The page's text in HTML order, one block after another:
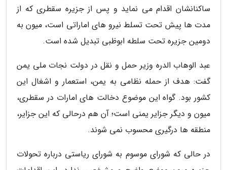
ساکنانشان اقدام می نماید و پس از جزیره سقطری که از
مدت ها پیش تحت تسلط نیرو های اماراتی است، میون به
دومین جزیره تحت سلطه ابوظبی تبدیل شده است.
عبد الوهاب الدره وزیر حمل و نقل در دولت نجات ملی یمن
گفت: هدف از حمله نظامی به یمن، استعمار و اشغال این
کشور بود. گواه این موضوع دخالت های امارات در سقطری،
میون و دیگر جزایر یمنی است؛ آن هم درحالی که این جزایر،
منطقه ها درگیری محسوب نمی شوند.
در حالی که شورای موسوم به شورای ریاستی درباره تحولات